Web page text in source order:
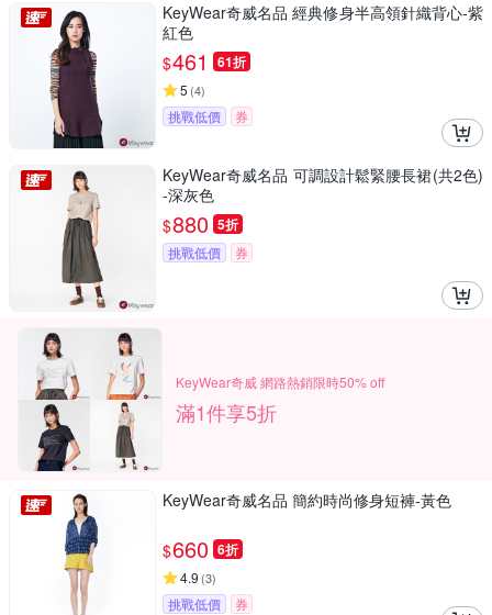
KeyWear奇威名品 經典修身半高領針織背心-紫
紅色
$461 61折
5 (4)
挑戰低價 券
KeyWear奇威名品 可調設計鬆緊腰長裙(共2色)
-深灰色
$880 5折
挑戰低價 券
KeyWear奇威 網路熱銷限時50% off
滿1件享5折
KeyWear奇威名品 簡約時尚修身短褲-黃色
$660 6折
4.9 (3)
挑戰低價 券